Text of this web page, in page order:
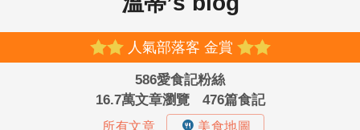
人氣部落客 金賞
586愛食記粉絲
16.7萬文章瀏覽
476篇食記
所有文章 美食地圖